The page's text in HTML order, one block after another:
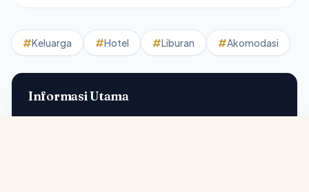
#Keluarga #Hotel #Liburan #Akomodasi
Informasi Utama